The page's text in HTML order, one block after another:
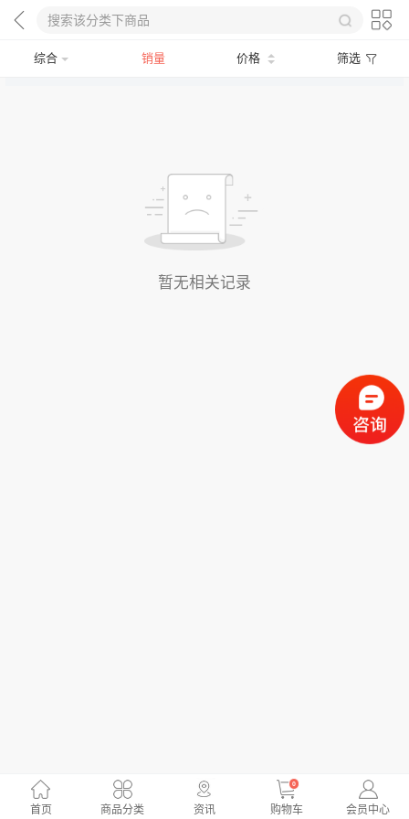
综合 销量 价格 筛选
暂无相关记录
首页 商品分类 资讯
0
购物车 会员中心